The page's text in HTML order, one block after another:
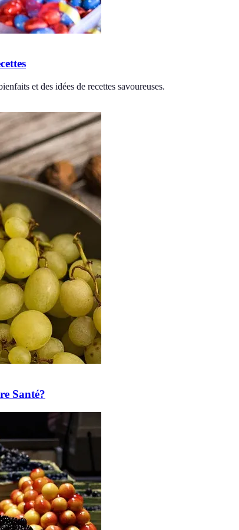
et des idées de recettes savoureuses.
Santé?